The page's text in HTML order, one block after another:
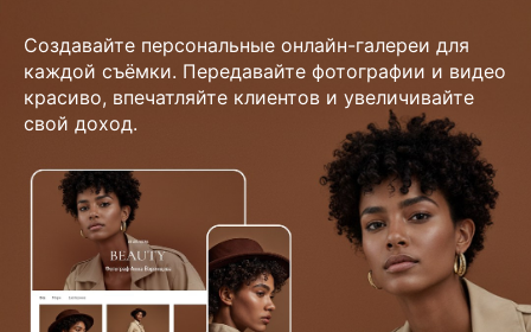
Создавайте персональные онлайн-галереи для
каждой съёмки. Передавайте фотографии и видео
красиво, впечатляйте клиентов и увеличивайте
свой доход.